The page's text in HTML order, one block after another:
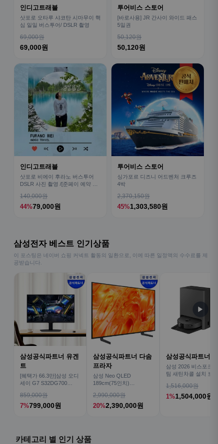
인디고트래블
삿포로 오타루 샤코탄 시마무이 핵
심 일일 버스투어/ DSLR 촬영
69,000원
69,000원
투어비스 스토어
[바로사용] JR 간사이 와이드 패스
5일권
50,120원
50,120원
인디고트래블
삿포로 비에이 후라노 버스투어
DSLR 사진 촬영 /[준페이 예약 식
140,000원
44%79,000원
투어비스 스토어
싱가포르 디즈니 어드벤처 크루즈
4박
2,370,150원
45%1,303,580원
삼성전자 베스트 인기상품
이 포스팅은 네이버 쇼핑 커넥트 활동의 일환으로, 이에 따른 일정액의 수수료를 제
공받습니다.
삼성공식파트너 유겐
트
[혜택가 66.3만]삼성 오디
세이 G7 S32DG700
859,000원
7%799,000원
삼성공식파트너 다솜
프라자
삼성 Neo QLED
189cm(75인치)
TV
2,990,000원
20%2,390,000원
삼성공식파트너
삼성 2026 비스포크
팀 새틴차콜 설치 보
1,516,000원
1%1,504,000원
▶
카테고리 별 인기 상품